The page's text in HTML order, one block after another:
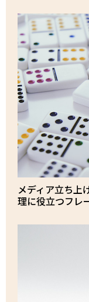
メディア立ち上
理に役立つフレ